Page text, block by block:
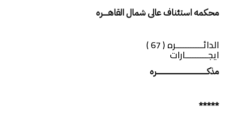
محكمه استئناف عالى شمال القاهـــــره
الدائـــــــــــره ( 67 )
ايجـــــــــارات
مذكــــــــــــــــــــــــــــــــــــــــــــــــــره
*****